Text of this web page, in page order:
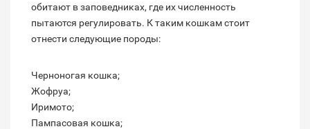
обитают в заповедниках, где их численность
пытаются регулировать. К таким кошкам стоит
отнести следующие породы:
Черноногая кошка;
Жофруа;
Иримото;
Пампасовая кошка;